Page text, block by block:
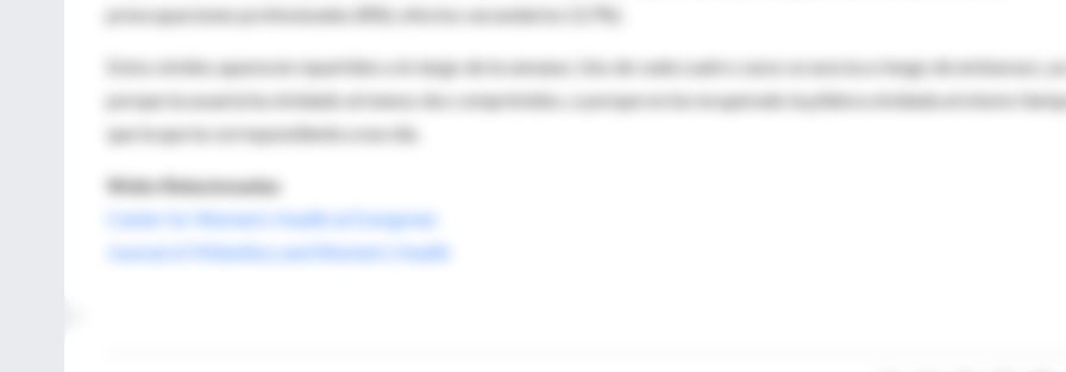
preocupaciones profesionales (8%); efectos secundarios (3,7%).
Estos olvidos aparecen repartidos a lo largo de la semana. Uno de cada cuatro casos se asocia a riesgo de embarazo, ya
porque la usuaria ha olvidado al menos dos comprimidos, o porque no ha recuperado la píldora olvidada al mismo
que la que la correspondiente a ese día.
Webs Relacionadas
Center for Women’s Health at Evergreen
Journal of Midwifery and Women’s Health